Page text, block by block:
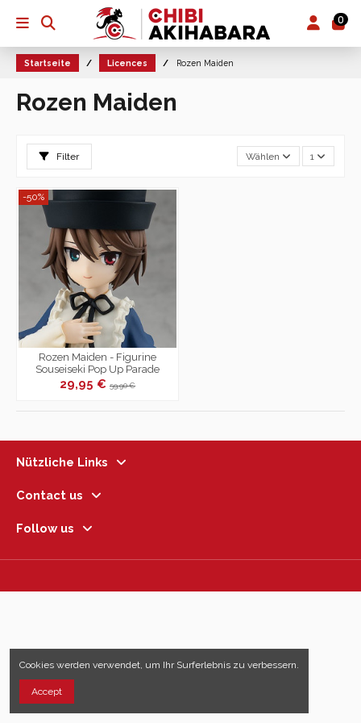
0
Startseite Licences Rozen Maiden
Rozen Maiden
Filter Wählen 1
-50%
Rozen Maiden - Figurine
Souseiseki Pop Up Parade
29,95 €59,90 €
Nützliche Links
Contact us
Follow us
Cookies werden verwendet, um Ihr Surferlebnis zu verbessern.
Accept